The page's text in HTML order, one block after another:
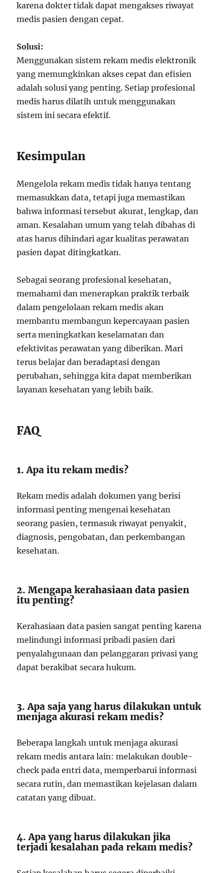
karena dokter tidak dapat mengakses riwayat
medis pasien dengan cepat.
Solusi:
Menggunakan sistem rekam medis elektronik
yang memungkinkan akses cepat dan efisien
adalah solusi yang penting. Setiap profesional
medis harus dilatih untuk menggunakan
sistem ini secara efektif.
Kesimpulan
Mengelola rekam medis tidak hanya tentang
memasukkan data, tetapi juga memastikan
bahwa informasi tersebut akurat, lengkap, dan
aman. Kesalahan umum yang telah dibahas di
atas harus dihindari agar kualitas perawatan
pasien dapat ditingkatkan.
Sebagai seorang profesional kesehatan,
memahami dan menerapkan praktik terbaik
dalam pengelolaan rekam medis akan
membantu membangun kepercayaan pasien
serta meningkatkan keselamatan dan
efektivitas perawatan yang diberikan. Mari
terus belajar dan beradaptasi dengan
perubahan, sehingga kita dapat memberikan
layanan kesehatan yang lebih baik.
FAQ
1. Apa itu rekam medis?
Rekam medis adalah dokumen yang berisi
informasi penting mengenai kesehatan
seorang pasien, termasuk riwayat penyakit,
diagnosis, pengobatan, dan perkembangan
kesehatan.
2. Mengapa kerahasiaan data pasien
itu penting?
Kerahasiaan data pasien sangat penting karena
melindungi informasi pribadi pasien dari
penyalahgunaan dan pelanggaran privasi yang
dapat berakibat secara hukum.
3. Apa saja yang harus dilakukan untuk
menjaga akurasi rekam medis?
Beberapa langkah untuk menjaga akurasi
rekam medis antara lain: melakukan double-
check pada entri data, memperbarui informasi
secara rutin, dan memastikan kejelasan dalam
catatan yang dibuat.
4. Apa yang harus dilakukan jika
terjadi kesalahan pada rekam medis?